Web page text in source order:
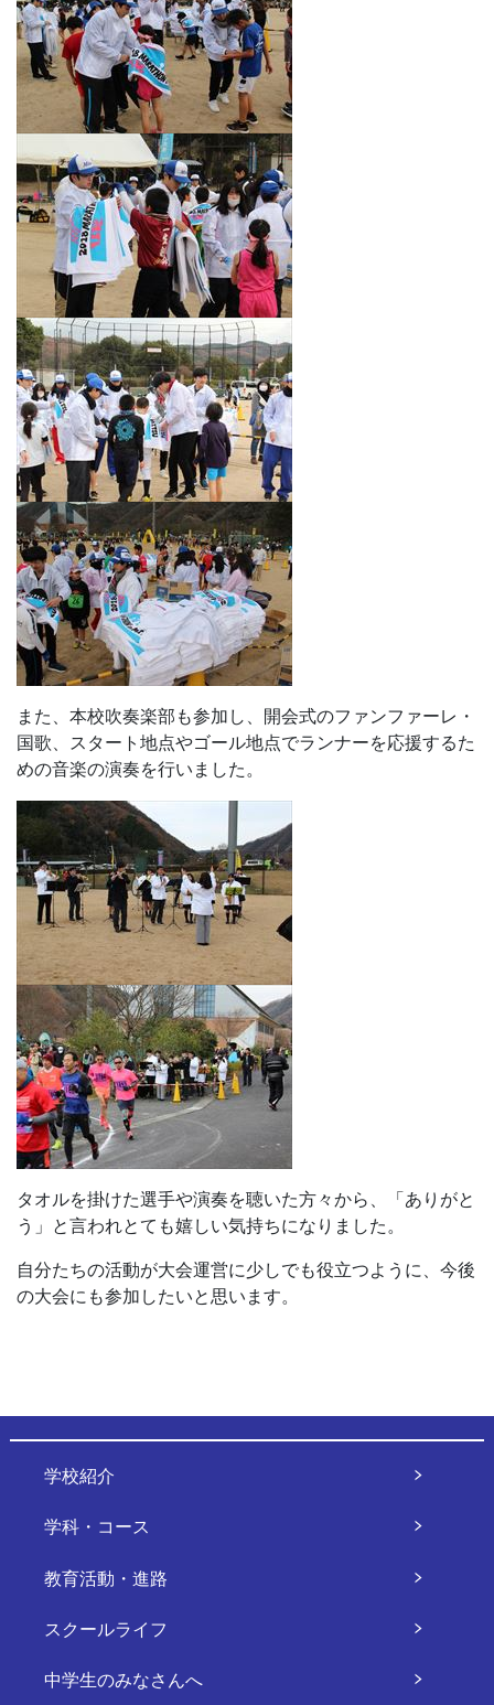
また、本校吹奏楽部も参加し、開会式のファンファーレ・
国歌、スタート地点やゴール地点でランナーを応援するた
めの音楽の演奏を行いました。
タオルを掛けた選手や演奏を聴いた方々から、「ありがと
う」と言われとても嬉しい気持ちになりました。
自分たちの活動が大会運営に少しでも役立つように、今後
の大会にも参加したいと思います。
学校紹介
学科・コース
教育活動・進路
スクールライフ
中学生のみなさんへ